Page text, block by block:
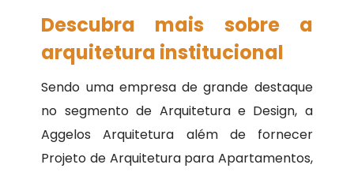
Descubra mais sobre a
arquitetura institucional
Sendo uma empresa de grande destaque
no segmento de Arquitetura e Design, a
Aggelos Arquitetura além de fornecer
Projeto de Arquitetura para Apartamentos,